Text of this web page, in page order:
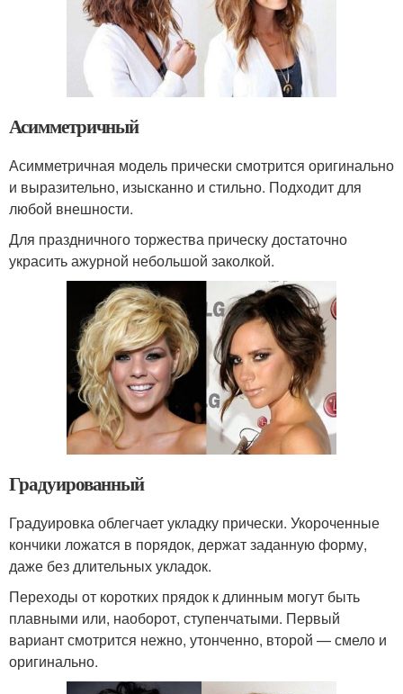
Асимметричный
Асимметричная модель прически смотрится оригинально
и выразительно, изысканно и стильно. Подходит для
любой внешности.
Для праздничного торжества прическу достаточно
украсить ажурной небольшой заколкой.
Градуированный
Градуировка облегчает укладку прически. Укороченные
кончики ложатся в порядок, держат заданную форму,
даже без длительных укладок.
Переходы от коротких прядок к длинным могут быть
плавными или, наоборот, ступенчатыми. Первый
вариант смотрится нежно, утонченно, второй — смело и
оригинально.